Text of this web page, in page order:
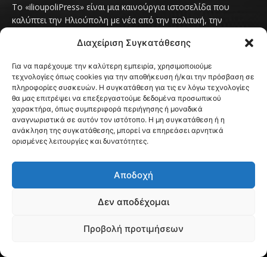
Διαχείριση Συγκατάθεσης
Για να παρέχουμε την καλύτερη εμπειρία, χρησιμοποιούμε
τεχνολογίες όπως cookies για την αποθήκευση ή/και την πρόσβαση σε
πληροφορίες συσκευών. Η συγκατάθεση για τις εν λόγω τεχνολογίες
θα μας επιτρέψει να επεξεργαστούμε δεδομένα προσωπικού
χαρακτήρα, όπως συμπεριφορά περιήγησης ή μοναδικά
αναγνωριστικά σε αυτόν τον ιστότοπο. Η μη συγκατάθεση ή η
ανάκληση της συγκατάθεσης, μπορεί να επηρεάσει αρνητικά
ορισμένες λειτουργίες και δυνατότητες.
Αποδοχή
Δεν αποδέχομαι
Προβολή προτιμήσεων
Το «ilioupoliPress» είναι μια καινούργια ιστοσελίδα που
καλύπτει την Ηλιούπολη με νέα από την πολιτική, την
Ηλιούπολης, των δημοτικών παρατάξεων και των
κάτι να πουν.Διαβάστε εδώ
Επικοινωνήστε μαζί μας στοilioupolipress1@yahoo.com
FOLLOW US